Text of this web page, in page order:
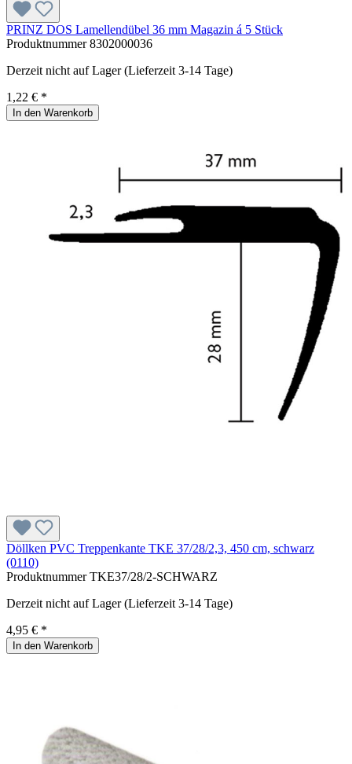
PRINZ DOS Lamellendübel 36 mm Magazin á 5 Stück
Produktnummer8302000036
Derzeit nicht auf Lager (Lieferzeit 3-14 Tage)
1,22 € *
In den Warenkorb
Döllken PVC Treppenkante TKE 37/28/2,3, 450 cm, schwarz
(0110)
ProduktnummerTKE37/28/2-SCHWARZ
Derzeit nicht auf Lager (Lieferzeit 3-14 Tage)
4,95 € *
In den Warenkorb